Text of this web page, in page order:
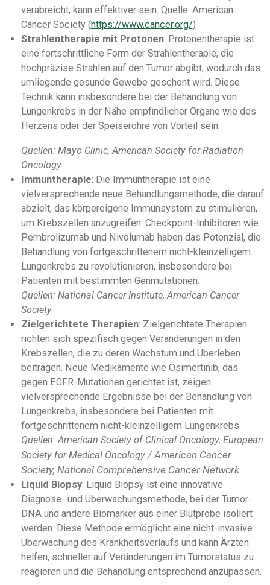
verabreicht, kann effektiver sein. Quelle: American
Cancer Society (https://www.cancer.org/)
Strahlentherapie mit Protonen: Protonentherapie ist
eine fortschrittliche Form der Strahlentherapie, die
hochpräzise Strahlen auf den Tumor abgibt, wodurch das
umliegende gesunde Gewebe geschont wird. Diese
Technik kann insbesondere bei der Behandlung von
Lungenkrebs in der Nähe empfindlicher Organe wie des
Herzens oder der Speiseröhre von Vorteil sein.
Quellen: Mayo Clinic, American Society for Radiation
Oncology
Immuntherapie: Die Immuntherapie ist eine
vielversprechende neue Behandlungsmethode, die darauf
abzielt, das körpereigene Immunsystem zu stimulieren,
um Krebszellen anzugreifen. Checkpoint-Inhibitoren wie
Pembrolizumab und Nivolumab haben das Potenzial, die
Behandlung von fortgeschrittenem nicht-kleinzelligem
Lungenkrebs zu revolutionieren, insbesondere bei
Patienten mit bestimmten Genmutationen.
Quellen: National Cancer Institute, American Cancer
Society
Zielgerichtete Therapien: Zielgerichtete Therapien
richten sich spezifisch gegen Veränderungen in den
Krebszellen, die zu deren Wachstum und Überleben
beitragen. Neue Medikamente wie Osimertinib, das
gegen EGFR-Mutationen gerichtet ist, zeigen
vielversprechende Ergebnisse bei der Behandlung von
Lungenkrebs, insbesondere bei Patienten mit
fortgeschrittenem nicht-kleinzelligem Lungenkrebs.
Quellen: American Society of Clinical Oncology, European
Society for Medical Oncology /American Cancer
Society, National Comprehensive Cancer Network
Liquid Biopsy: Liquid Biopsy ist eine innovative
Diagnose- und Überwachungsmethode, bei der Tumor-
DNA und andere Biomarker aus einer Blutprobe isoliert
werden. Diese Methode ermöglicht eine nicht-invasive
Überwachung des Krankheitsverlaufs und kann Ärzten
helfen, schneller auf Veränderungen im Tumorstatus zu
reagieren und die Behandlung entsprechend anzupassen.